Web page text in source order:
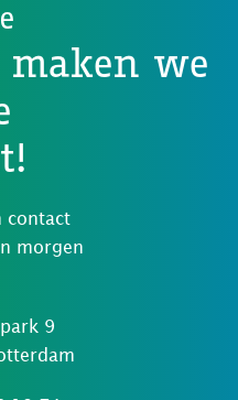
maken we
contact
morgen
9